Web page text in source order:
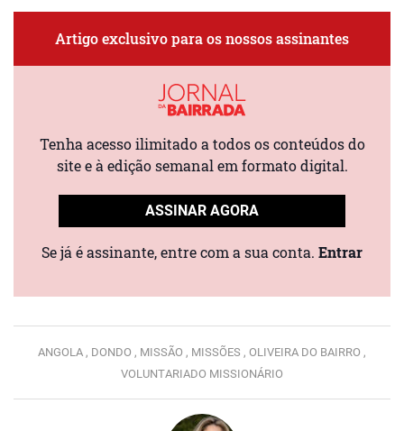
Artigo exclusivo para os nossos assinantes
Tenha acesso ilimitado a todos os conteúdos do
site e à edição semanal em formato digital.
ASSINAR AGORA
Se já é assinante, entre com a sua conta. Entrar
ANGOLA , DONDO , MISSÃO , MISSÕES , OLIVEIRA DO BAIRRO ,
VOLUNTARIADO MISSIONÁRIO